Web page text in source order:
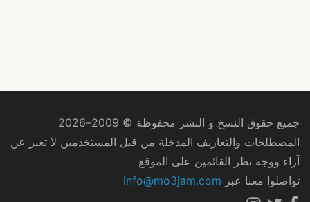
جميع حقوق النسخ و النشر محفوظة © 2009–2026
المصطلحات والتعاريف المدخلة من قبل المستخدمين لا تعبر عن
آراء ووجه نظر القائمين على الموقع
تواصلوا معنا عبر info@mo3jam.com